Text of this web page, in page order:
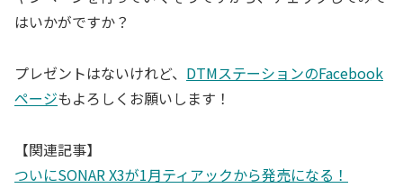
はいかがですか？
プレゼントはないけれど、 DTMステーションのFacebook
ページもよろしくお願いします！
【関連記事】
ついにSONAR X3が1月ティアックから発売になる！